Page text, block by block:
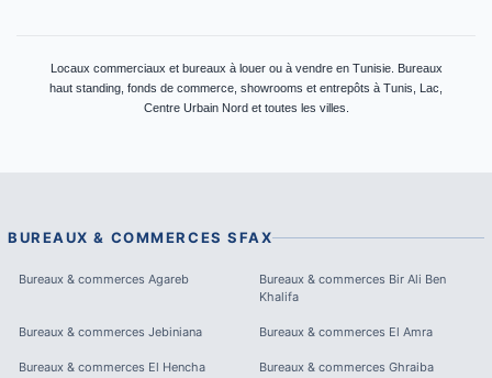
Locaux commerciaux et bureaux à louer ou à vendre en Tunisie. Bureaux
haut standing, fonds de commerce, showrooms et entrepôts à Tunis, Lac,
Centre Urbain Nord et toutes les villes.
BUREAUX & COMMERCES SFAX
Bureaux & commerces Agareb Bureaux & commerces Bir Ali Ben
Khalifa
Bureaux & commerces Jebiniana Bureaux & commerces El Amra
Bureaux & commerces El Hencha Bureaux & commerces Ghraiba